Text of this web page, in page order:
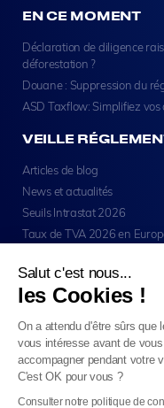
Salut c'est nous...
les Cookies !
On a attendu d'être sûrs que
vous intéresse avant de
accompagner pendant votre
C'est OK pour vous ?
Consulter notre politique de
EN CE MOMENT
Déclaration de diligence
déforestation ?
Douane : Suppression du
ASD Taxflow: Simplifiez
VEILLE
Articles de blog
News et actualités
Seuils Intrastat 2026
Taux de TVA 2026 en
Copyright © ASD
Mentions Légales